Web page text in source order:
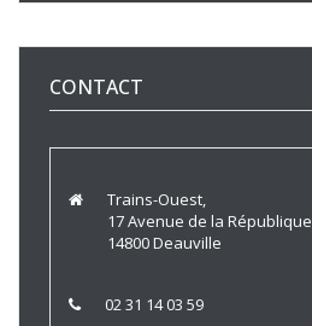
CONTACT
Trains-Ouest,
17 Avenue de la République
14800 Deauville
02 31 14 03 59